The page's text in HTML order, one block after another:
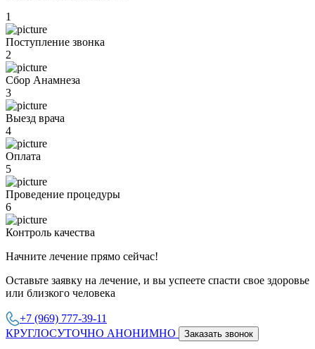
1
Поступление звонка
2
Сбор Анамнеза
3
Выезд врача
4
Оплата
5
Проведение процедуры
6
Контроль качества
Начните лечение прямо сейчас!
Оставьте заявку на лечение, и вы успеете спасти свое здоровье
или близкого человека
+7 (969) 777-39-11
КРУГЛОСУТОЧНО АНОНИМНО
Заказать звонок